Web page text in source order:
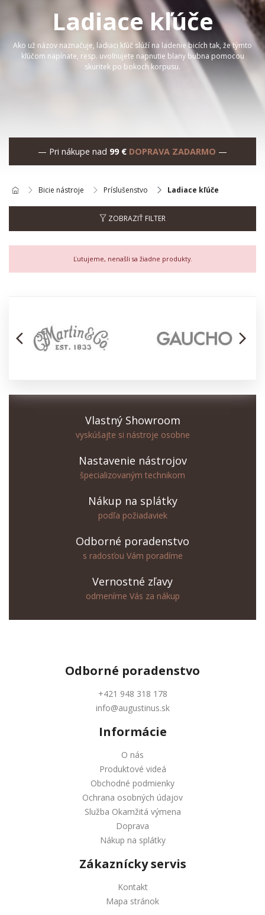
Ladiace kľúče
Ako už názov naznačuje, ladiaci kľúč slúží na ladenie bicích tak, že týmto
kľúčom napínate, resp. uvoľnujete napnutie blany bubna pomocou
skuritek po bokoch korpusu.
— Pri nákupe nad 99 € DOPRAVA ZADARMO —
Bicie nástroje Príslušenstvo Ladiace kľúče
ZOBRAZIŤ FILTER
Ľutujeme, nenašli sa žiadne produkty.
arrow_back_ios arrow_forward_ios
Vlastný Showroom
vyskúšajte si nástroje osobne
Nastavenie nástrojov
špecializovaným technikom
Nákup na splátky
podľa požiadaviek
Odborné poradenstvo
s radosťou Vám poradíme
Vernostné zľavy
odmeníme Vás za nákup
Odborné poradenstvo
+421 948 318 178
info@augustinus.sk
Informácie
O nás
Produktové videá
Obchodné podmienky
Ochrana osobných údajov
Služba Okamžitá výmena
Doprava
Nákup na splátky
Zákaznícky servis
Kontakt
Mapa stránok